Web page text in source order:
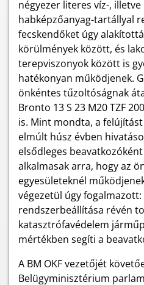
négyezer literes víz-,
habképzőanyag-tartállyal
fecskendőket úgy
körülmények között, és
terepviszonyok között is
hatékonyan működjenek.
önkéntes tűzoltóságnak
Bronto 13 S 23 M20 TZF
is. Mint mondta, a
elmúlt húsz évben
elsődleges
alkalmasak arra, hogy az
egyesületeknél
végezetül úgy
rendszerbeállítása révén
katasztrófavédelem
mértékben segíti a
A BM OKF vezetőjét
Belügyminisztérium